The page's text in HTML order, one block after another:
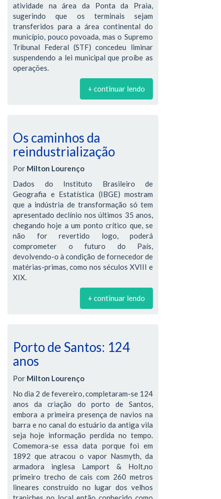
atividade na área da Ponta da Praia,
sugerindo que os terminais sejam
transferidos para a área continental do
município, pouco povoada, mas o Supremo
Tribunal Federal (STF) concedeu liminar
suspendendo a lei municipal que proíbe as
operações.
+ continuar lendo
Os caminhos da
reindustrialização
Por Milton Lourenço
Dados do Instituto Brasileiro de
Geografia e Estatística (IBGE) mostram
que a indústria de transformação só tem
apresentado declínio nos últimos 35 anos,
chegando hoje a um ponto crítico que, se
não for revertido logo, poderá
comprometer o futuro do País,
devolvendo-o à condição de fornecedor de
matérias-primas, como nos séculos XVIII e
XIX.
+ continuar lendo
Porto de Santos: 124
anos
Por Milton Lourenço
No dia 2 de fevereiro, completaram-se 124
anos da criação do porto de Santos,
embora a primeira presença de navios na
barra e no canal do estuário da antiga vila
seja hoje informação perdida no tempo.
Comemora-se essa data porque foi em
1892 que atracou o vapor Nasmyth, da
armadora inglesa Lamport & Holt,no
primeiro trecho de cais com 260 metros
lineares construído no lugar dos velhos